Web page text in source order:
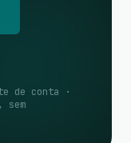
de conta ·
sem